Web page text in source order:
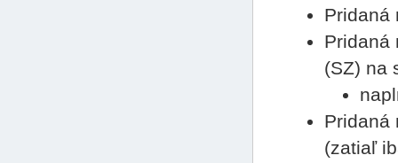
Pridaná
Pridaná
(SZ) na
Pridaná
(zatiaľ